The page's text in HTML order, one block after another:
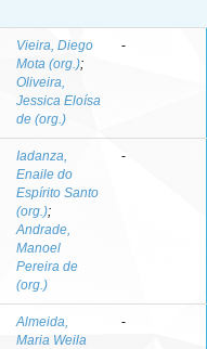
Vieira, Diego
Mota (org.);
Oliveira,
Jessica Eloísa
de (org.)
-
Iadanza,
Enaile do
Espírito Santo
(org.);
Andrade,
Manoel
Pereira de
(org.)
-
Almeida,
Maria Weila
-